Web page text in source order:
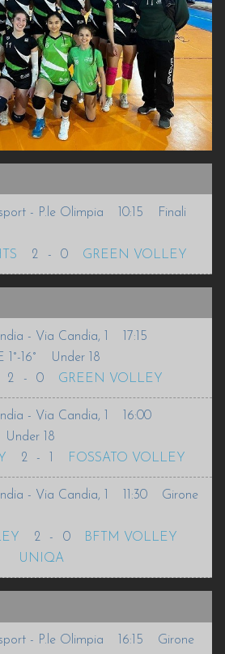
- P.le Olimpia 10:15
Finali
2 - 0 GREEN VOLLEY
- Via Candia, 1
17:15
16°
Under 18
2 - 0 GREEN VOLLEY
- Via Candia, 1
16:00
Under 18
2 - FOSSATO VOLLEY
- Via Candia, 1 11:30
Girone
2 - 0
BFTM VOLLEY
UNIQA
- P.le Olimpia 16:15
Girone